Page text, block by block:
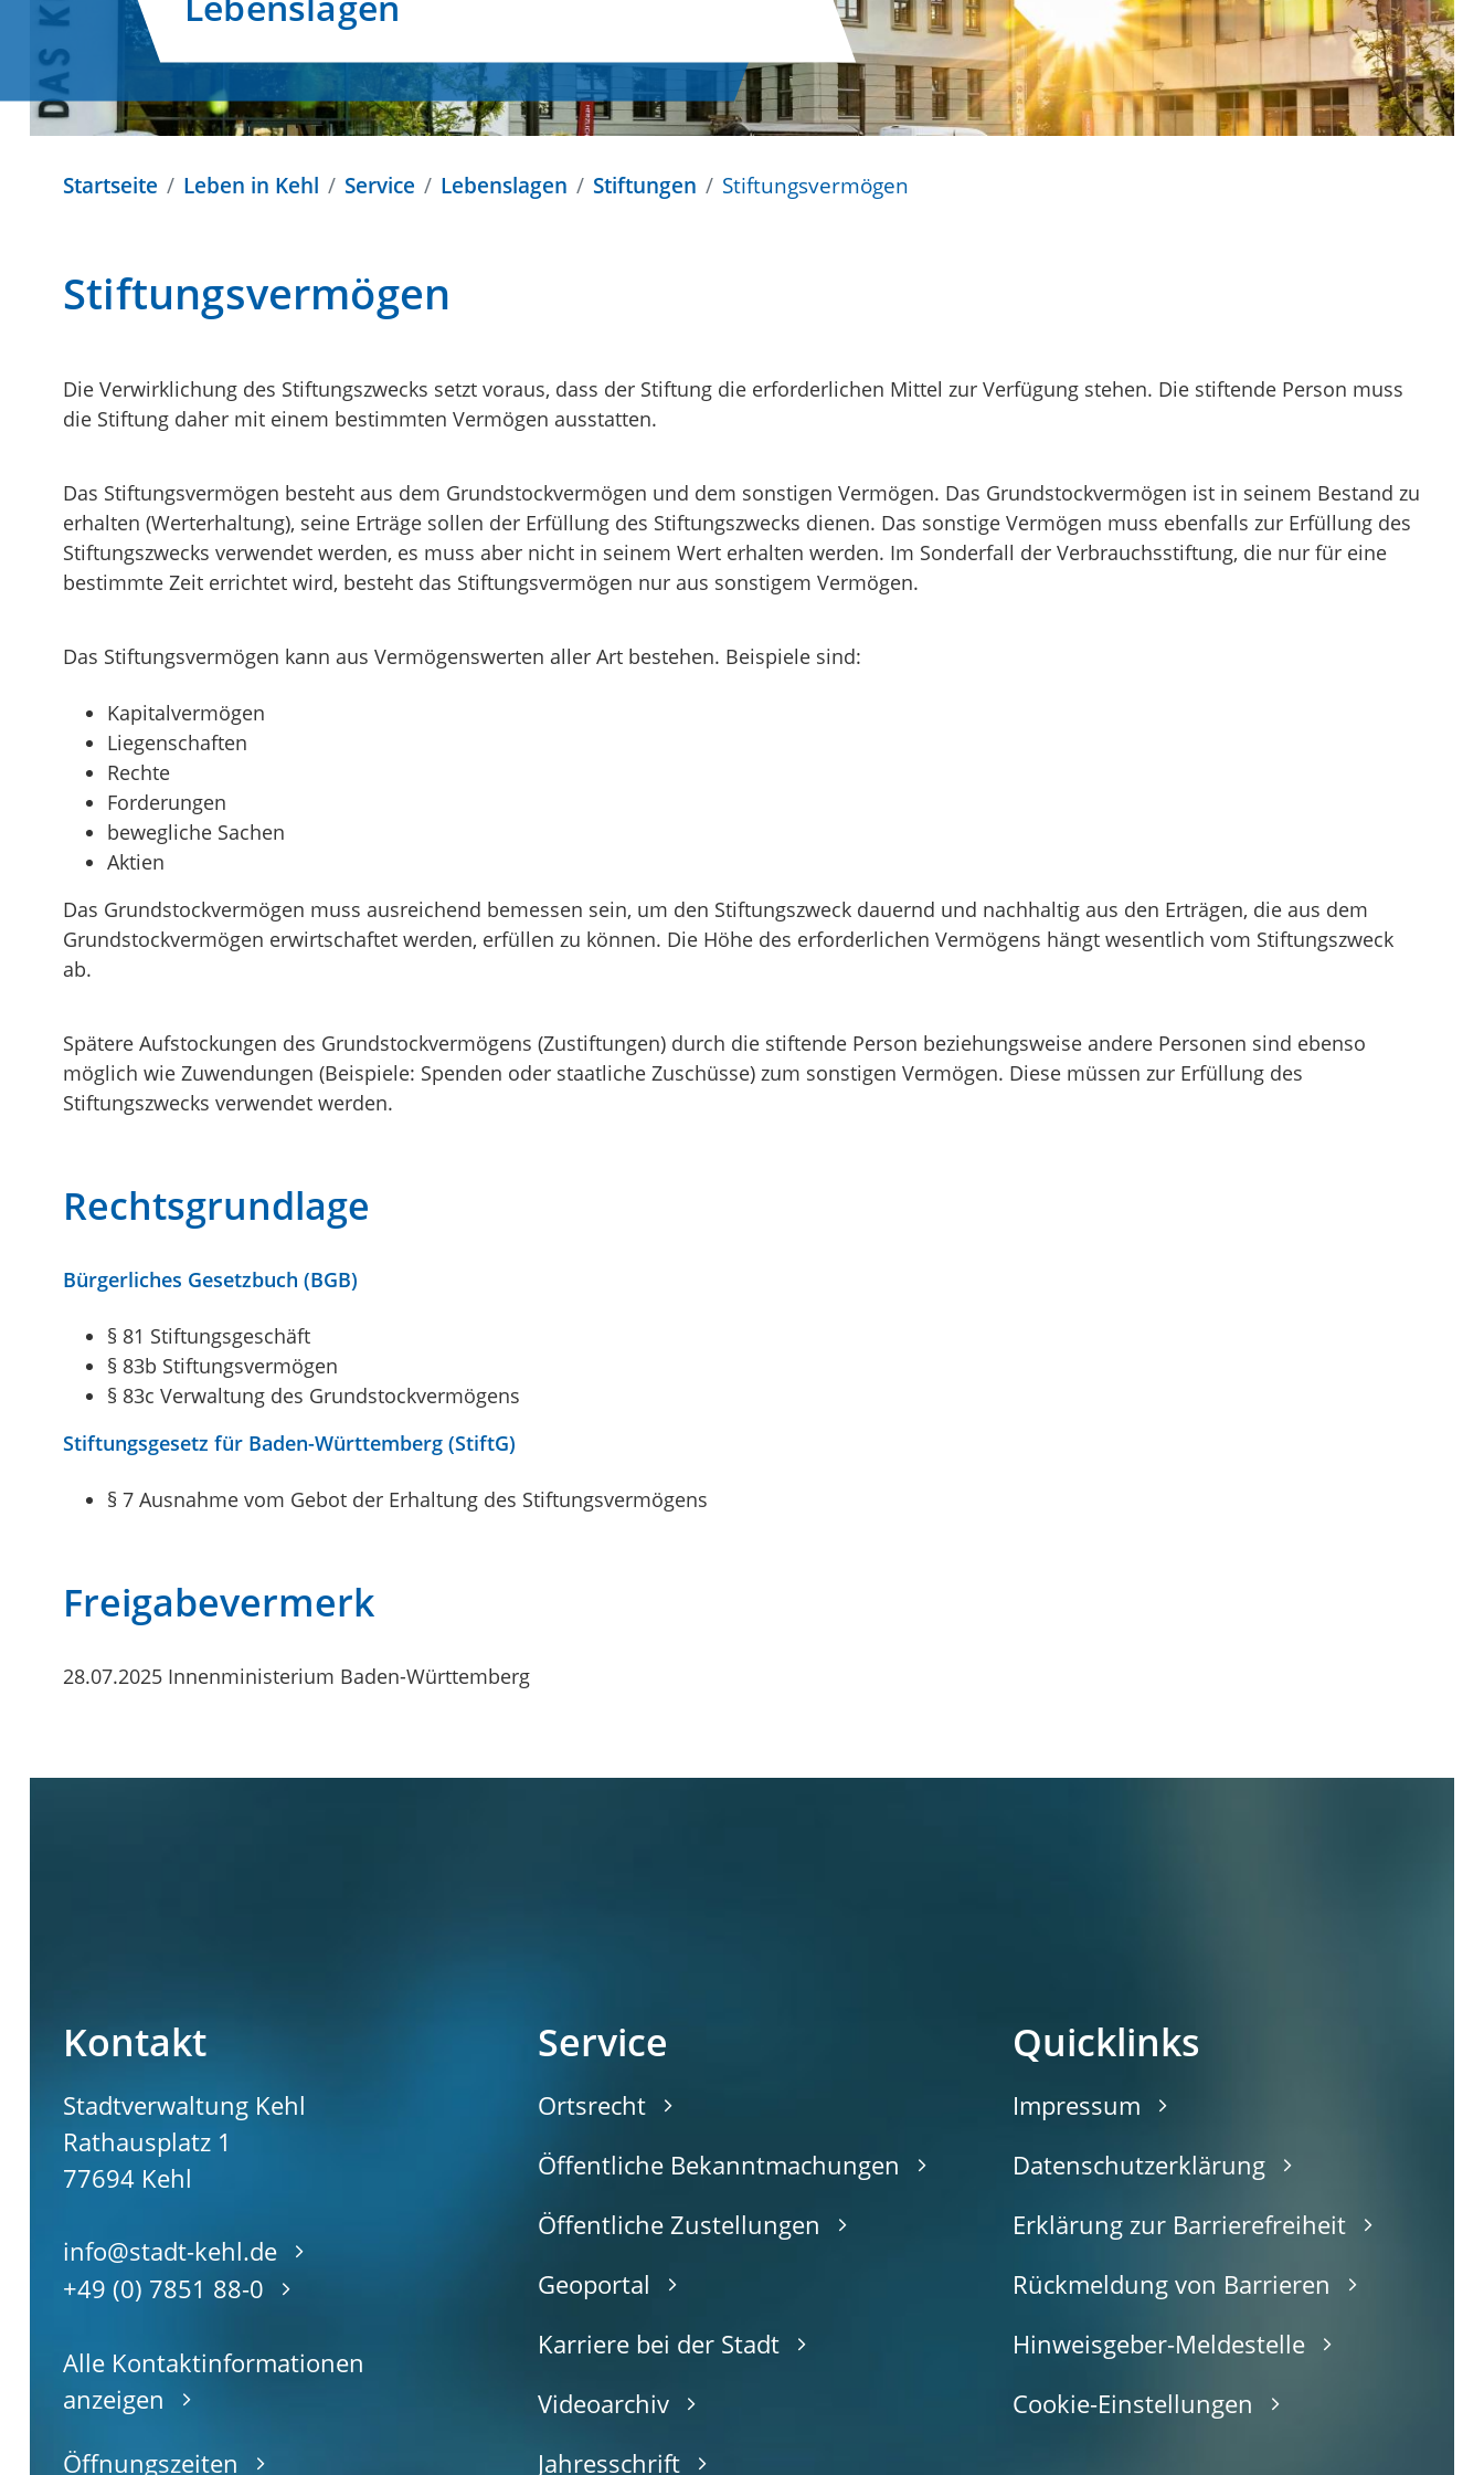
Startseite Leben in Kehl Service Lebenslagen Stiftungen Stiftungsvermögen
Stiftungsvermögen
Die Verwirklichung des Stiftungszwecks setzt voraus, dass der Stiftung die erforderlichen Mittel zur Verfügung stehen. Die stiftende Person muss
die Stiftung daher mit einem bestimmten Vermögen ausstatten.
Das Stiftungsvermögen besteht aus dem Grundstockvermögen und dem sonstigen Vermögen. Das Grundstockvermögen ist in seinem Bestand zu
erhalten (Werterhaltung), seine Erträge sollen der Erfüllung des Stiftungszwecks dienen. Das sonstige Vermögen muss ebenfalls zur Erfüllung des
Stiftungszwecks verwendet werden, es muss aber nicht in seinem Wert erhalten werden. Im Sonderfall der Verbrauchsstiftung, die nur für eine
bestimmte Zeit errichtet wird, besteht das Stiftungsvermögen nur aus sonstigem Vermögen.
Das Stiftungsvermögen kann aus Vermögenswerten aller Art bestehen. Beispiele sind:
Kapitalvermögen
Liegenschaften
Rechte
Forderungen
bewegliche Sachen
Aktien
Das Grundstockvermögen muss ausreichend bemessen sein, um den Stiftungszweck dauernd und nachhaltig aus den Erträgen, die aus dem
Grundstockvermögen erwirtschaftet werden, erfüllen zu können. Die Höhe des erforderlichen Vermögens hängt wesentlich vom Stiftungszweck
ab.
Spätere Aufstockungen des Grundstockvermögens (Zustiftungen) durch die stiftende Person beziehungsweise andere Personen sind ebenso
möglich wie Zuwendungen (Beispiele: Spenden oder staatliche Zuschüsse) zum sonstigen Vermögen. Diese müssen zur Erfüllung des
Stiftungszwecks verwendet werden.
Rechtsgrundlage
Bürgerliches Gesetzbuch (BGB)
§ 81 Stiftungsgeschäft
§ 83b Stiftungsvermögen
§ 83c Verwaltung des Grundstockvermögens
Stiftungsgesetz für Baden-Württemberg (StiftG)
§ 7 Ausnahme vom Gebot der Erhaltung des Stiftungsvermögens
Freigabevermerk
28.07.2025 Innenministerium Baden-Württemberg
Kontakt
Stadtverwaltung Kehl
Rathausplatz 1
77694 Kehl
info@stadt-kehl.de
+49 (0) 7851 88-0
Alle Kontaktinformationen
anzeigen
Öffnungszeiten
Service
Ortsrecht
Öffentliche Bekanntmachungen
Öffentliche Zustellungen
Geoportal
Karriere bei der Stadt
Videoarchiv
Jahresschrift
Quicklinks
Impressum
Datenschutzerklärung
Erklärung zur Barrierefreiheit
Rückmeldung von Barrieren
Hinweisgeber-Meldestelle
Cookie-Einstellungen